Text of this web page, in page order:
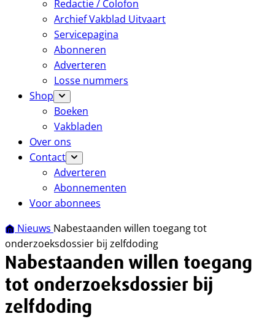
Redactie / Colofon
Archief Vakblad Uitvaart
Servicepagina
Abonneren
Adverteren
Losse nummers
Shop
Boeken
Vakbladen
Over ons
Contact
Adverteren
Abonnementen
Voor abonnees
Nieuws Nabestaanden willen toegang tot
onderzoeksdossier bij zelfdoding
Nabestaanden willen toegang
tot onderzoeksdossier bij
zelfdoding